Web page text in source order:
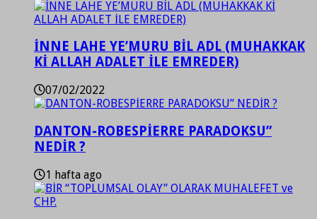
İNNE LAHE YE’MURU BİL ADL (MUHAKKAK
Kİ ALLAH ADALET İLE EMREDER)
07/02/2022
DANTON-ROBESPİERRE PARADOKSU”
NEDİR ?
1 hafta ago